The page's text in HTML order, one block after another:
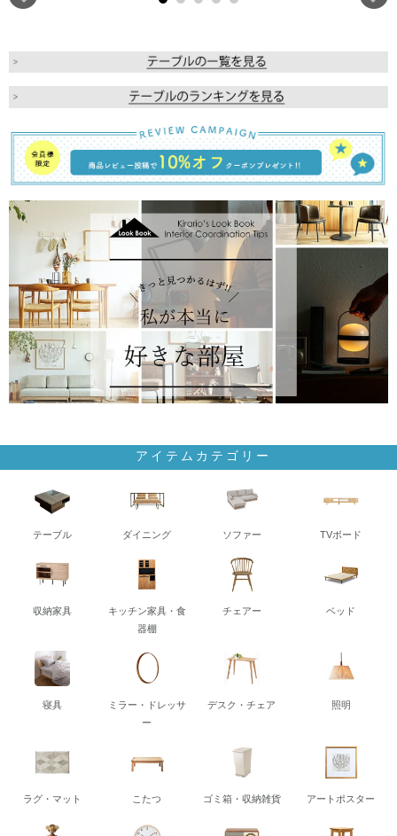
アイテムカテゴリー
テーブル ダイニング ソファー TVボード
収納家具
キッチン家具・食
器棚
チェアー ベッド
寝具
ミラー・ドレッサ
ー
デスク・チェア 照明
ラグ・マット こたつ ゴミ箱・収納雑貨 アートポスター